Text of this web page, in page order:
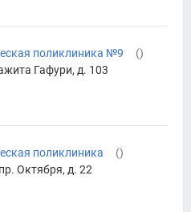
поликлиника №9 ()
Гафури, д. 103
поликлиника ()
Октября, д. 22